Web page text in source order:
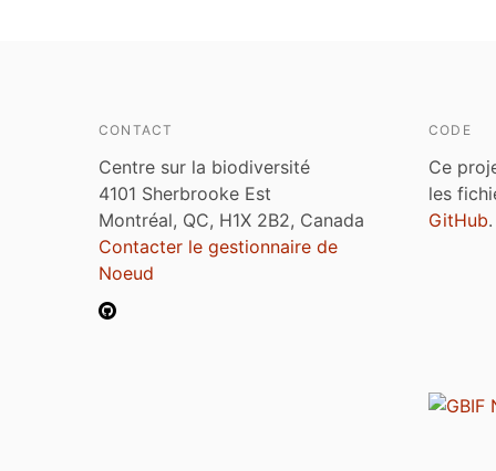
CONTACT
Centre sur la biodiversité
4101 Sherbrooke Est
Montréal, QC, H1X 2B2, Canada
Contacter le gestionnaire de
Noeud
CODE
Ce
les
GitHub.